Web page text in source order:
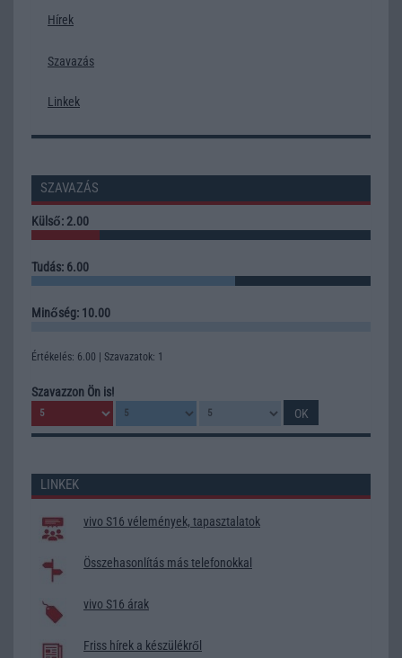
Hírek
Szavazás
Linkek
SZAVAZÁS
Külső: 2.00
Tudás: 6.00
Minőség: 10.00
Értékelés: 6.00 | Szavazatok: 1
Szavazzon Ön is!
LINKEK
vivo S16 vélemények, tapasztalatok
Összehasonlítás más telefonokkal
vivo S16 árak
Friss hírek a készülékről